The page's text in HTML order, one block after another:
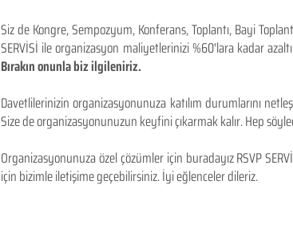
Siz de Kongre, Sempozyum, Konferans, Toplantı, Bayi
SERVİSİ ile organizasyon maliyetlerinizi %60'lara kadar
Bırakın onunla biz ilgileniriz.
Davetlilerinizin organizasyonunuza katılım durumlarını
Size de organizasyonunuzun keyfini çıkarmak kalır. Hep
Organizasyonunuza özel çözümler için buradayız RSVP
için bizimle iletişime geçebilirsiniz. İyi eğlenceler dileriz.